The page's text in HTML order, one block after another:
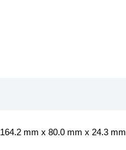
164.2 mm x 80.0 mm x 24.3 mm